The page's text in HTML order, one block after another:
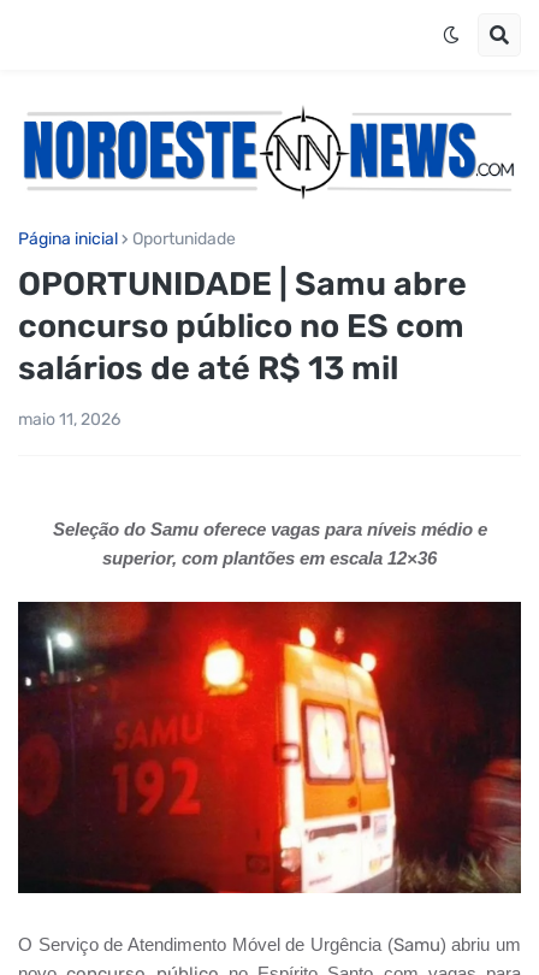
Página inicial Oportunidade
OPORTUNIDADE | Samu abre
concurso público no ES com
salários de até R$ 13 mil
maio 11, 2026
Seleção do Samu oferece vagas para níveis médio e
superior, com plantões em escala 12×36
O Serviço de Atendimento Móvel de Urgência (Samu) abriu um